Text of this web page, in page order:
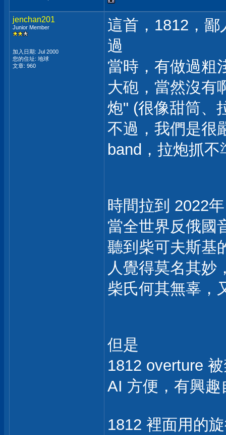
jenchan201
Junior Member
加入日期: Jul 2000
您的住址: 地球
文章: 960
這首，1812，
過
當時，有做過粗
大砲，當然沒有
炮" (很像甜筒、
不過，我們是很
band，拉炮抓
時間拉到 2022年
當全世界反俄國
聽到柴可夫斯基
人覺得莫名其妙
柴氏何其無辜，
但是
1812 overture
AI 方便，有興趣
1812 裡面用的